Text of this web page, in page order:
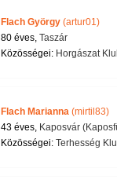
Flach György (artur01)
80 éves, Taszár
Közösségei: Horgászat
Flach Marianna (mirtil83)
43 éves, Kaposvár
Közösségei: Terhesség